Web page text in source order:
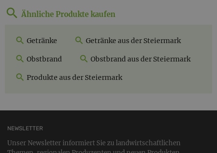
Ähnliche Produkte kaufen
Getränke Getränke aus der Steiermark
Obstbrand Obstbrand aus der Steiermark
Produkte aus der Steiermark
NEWSLETTER
Unser Newsletter informiert Sie zu landwirtschaftlichen